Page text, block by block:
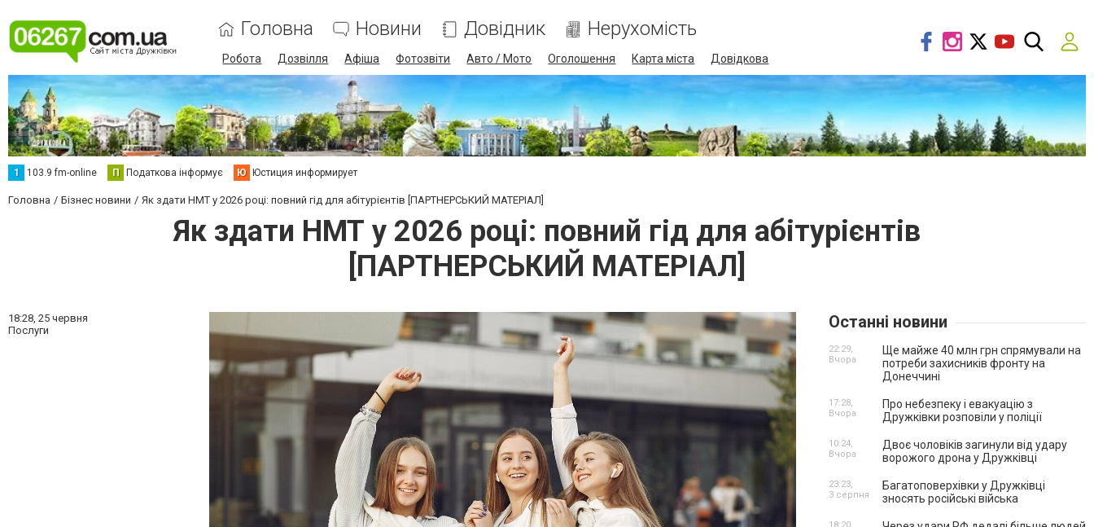
Головна Новини Довідник Нерухомість
Робота Дозвілля Афіша Фотозвіти Авто / Мото Оголошення Карта міста Довідкова
1 103.9 fm-online П Податкова інформує Ю Юстиция информирует
Головна Бізнес новини Як здати НМТ у 2026 році: повний гід для абітурієнтів [ПАРТНЕРСЬКИЙ МАТЕРІАЛ]
Як здати НМТ у 2026 році: повний гід для абітурієнтів
[ПАРТНЕРСЬКИЙ МАТЕРІАЛ]
18:28, 25 червня
Послуги
Останні новини
Ще майже 40 млн грн спрямували на
потреби захисників фронту на
Донеччині
22:29,
Вчора
Про небезпеку і евакуацію з
Дружківки розповіли у поліції
17:28,
Вчора
Двоє чоловіків загинули від удару
ворожого дрона у Дружківці
10:24,
Вчора
Багатоповерхівки у Дружківці
зносять російські війська
23:23,
3 серпня